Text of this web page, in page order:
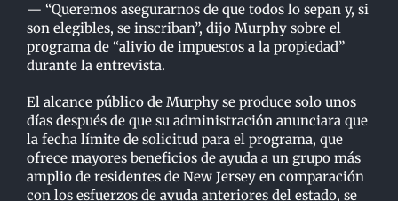
— “Queremos asegurarnos de que todos lo sepan y, si
son elegibles, se inscriban”, dijo Murphy sobre el
programa de “alivio de impuestos a la propiedad”
durante la entrevista.
El alcance público de Murphy se produce solo unos
días después de que su administración anunciara que
la fecha límite de solicitud para el programa, que
ofrece mayores beneficios de ayuda a un grupo más
amplio de residentes de New Jersey en comparación
con los esfuerzos de ayuda anteriores del estado, se